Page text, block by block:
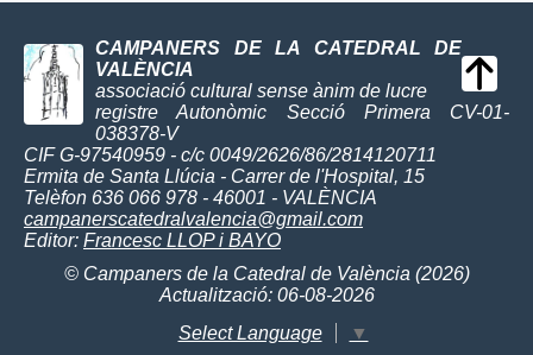
CAMPANERS DE LA CATEDRAL DE
VALÈNCIA
associació cultural sense ànim de lucre
registre Autonòmic Secció Primera CV-01-
038378-V
CIF G-97540959 - c/c 0049/2626/86/2814120711
Ermita de Santa Llúcia - Carrer de l'Hospital, 15
Telèfon 636 066 978 - 46001 - VALÈNCIA
campanerscatedralvalencia@gmail.com
Editor: Francesc LLOP i BAYO
© Campaners de la Catedral de València (2026)
Actualització: 06-08-2026
Select Language
▼